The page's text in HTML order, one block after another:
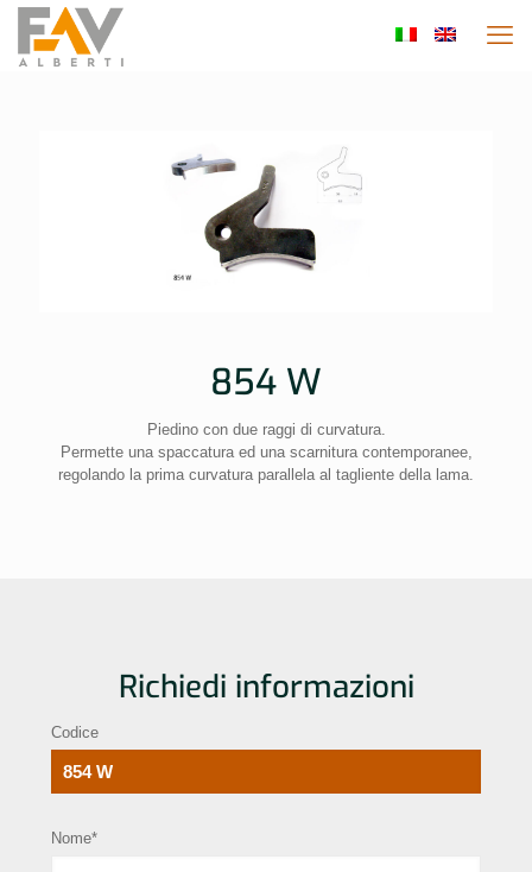
854 W
Piedino con due raggi di curvatura.
Permette una spaccatura ed una scarnitura contemporanee,
regolando la prima curvatura parallela al tagliente della lama.
Richiedi informazioni
Codice
Nome*